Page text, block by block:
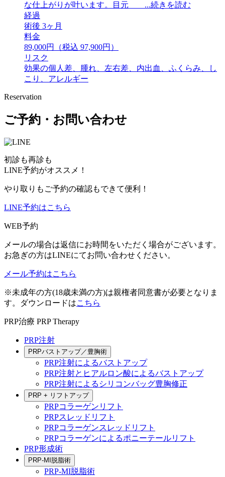
な仕上がりが叶います。目元 ...続きを読む
経過
術後 3ヶ月
料金
89,000円（税込 97,900円）
リスク
効果の個人差、腫れ、左右差、内出血、ふくらみ、し
こり、アレルギー
Reservation
ご予約・お問い合わせ
初診も再診も
LINE予約がオススメ！
やり取りもご予約の確認もできて便利！
LINE予約はこちら
WEB予約
メールの場合は返信にお時間をいただく場合がございます。
お急ぎの方はLINEにてお問い合わせください。
メール予約はこちら
※未成年の方(18歳未満の方)は親権者同意書が必要となりま
す。ダウンロードはこちら
PRP治療 PRP Therapy
PRP注射
PRPバストアップ／豊胸術
PRP注射によるバストアップ
PRP注射とヒアルロン酸によるバストアップ
PRP注射によるシリコンバッグ豊胸修正
PRP + リフトアップ
PRPコラーゲンリフト
PRPスレッドリフト
PRPコラーゲンスレッドリフト
PRPコラーゲンによるポニーテールリフト
PRP形成術
PRP-MI脱脂術
PRP-MI脱脂術